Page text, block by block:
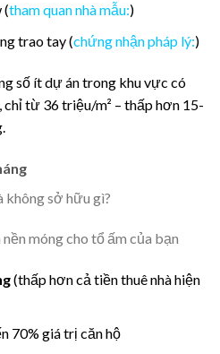
(tham quan nhà mẫu:)
trao tay (chứng nhận pháp lý:)
số ít dự án trong khu vực có
từ 36 triệu/m² – thấp hơn 15-
không sở hữu gì?
móng cho tổ ấm của bạn
(thấp hơn cả tiền thuê nhà hiện
70% giá trị căn hộ